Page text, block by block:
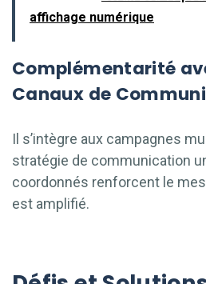
affichage numérique
Complémentarité
Canaux de
Il s’intègre aux campagnes
stratégie de communication
coordonnés renforcent le
est amplifié.